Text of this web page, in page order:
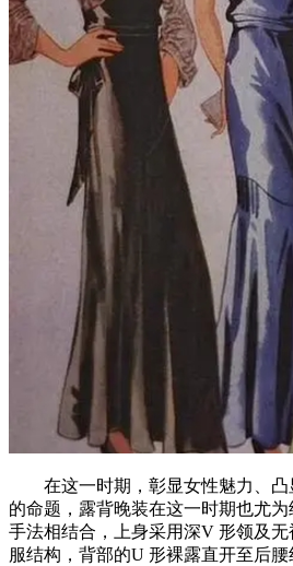
在这一时期，彰显女性魅力、凸
的命题，露背晚装在这一时期也尤
手法相结合，上身采用深V 形领及
服结构，背部的U 形裸露直开至后